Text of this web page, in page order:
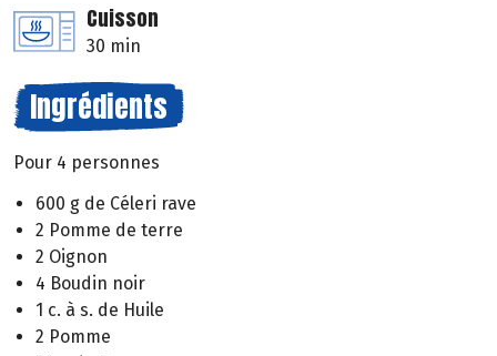
Cuisson
30 min
Ingrédients
Pour 4 personnes
600 g de Céleri rave
2 Pomme de terre
2 Oignon
4 Boudin noir
1 c. à s. de Huile
2 Pomme